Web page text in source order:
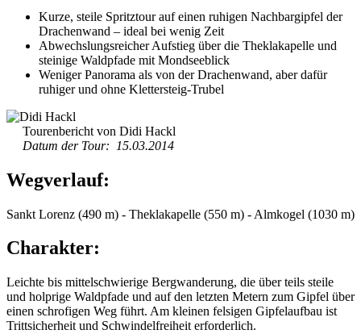
Kurze, steile Spritztour auf einen ruhigen Nachbargipfel der
Drachenwand – ideal bei wenig Zeit
Abwechslungsreicher Aufstieg über die Theklakapelle und
steinige Waldpfade mit Mondseeblick
Weniger Panorama als von der Drachenwand, aber dafür
ruhiger und ohne Klettersteig-Trubel
Tourenbericht von Didi Hackl
Datum der Tour: 15.03.2014
Wegverlauf:
Sankt Lorenz (490 m) - Theklakapelle (550 m) - Almkogel (1030 m)
Charakter:
Leichte bis mittelschwierige Bergwanderung, die über teils steile
und holprige Waldpfade und auf den letzten Metern zum Gipfel über
einen schrofigen Weg führt. Am kleinen felsigen Gipfelaufbau ist
Trittsicherheit und Schwindelfreiheit erforderlich.